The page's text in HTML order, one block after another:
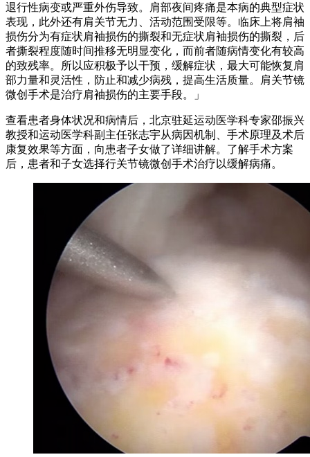
退行性病变或严重外伤导致。肩部夜间疼痛是本病的典型症状
表现，此外还有肩关节无力、活动范围受限等。临床上将肩袖
损伤分为有症状肩袖损伤的撕裂和无症状肩袖损伤的撕裂，后
者撕裂程度随时间推移无明显变化，而前者随病情变化有较高
的致残率。所以应积极予以干预，缓解症状，最大可能恢复肩
部力量和灵活性，防止和减少病残，提高生活质量。肩关节镜
微创手术是治疗肩袖损伤的主要手段。」
查看患者身体状况和病情后，北京驻延运动医学科专家邵振兴
教授和运动医学科副主任张志宇从病因机制、手术原理及术后
康复效果等方面，向患者子女做了详细讲解。了解手术方案
后，患者和子女选择行关节镜微创手术治疗以缓解病痛。